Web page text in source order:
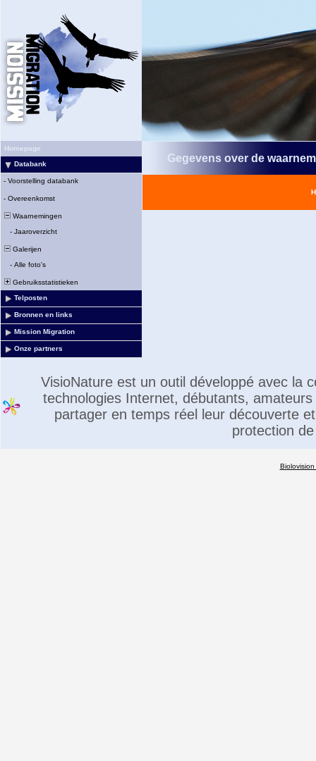
Homepage
Databank
- Voorstelling databank
- Overeenkomst
Waarnemingen
- Jaaroverzicht
Galerijen
- Alle foto's
Gebruiksstatistieken
Telposten
Bronnen en links
Mission Migration
Onze partners
Gegevens over de
VisioNature est un outil développé avec la
technologies Internet, débutants,
partager en temps réel leur découverte
protection
Biolovision